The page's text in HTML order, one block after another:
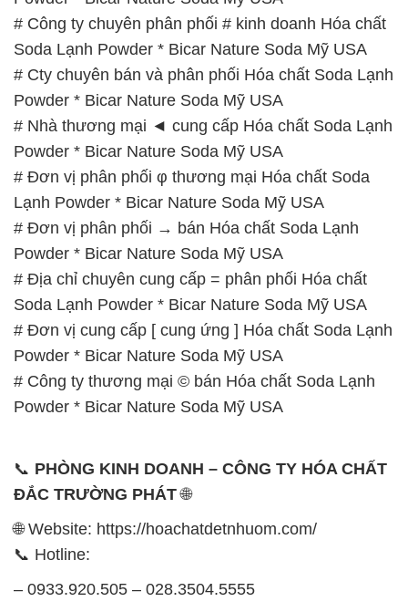
# Công ty chuyên phân phối # kinh doanh Hóa chất
Soda Lạnh Powder * Bicar Nature Soda Mỹ USA
# Cty chuyên bán và phân phối Hóa chất Soda Lạnh
Powder * Bicar Nature Soda Mỹ USA
# Nhà thương mại ◄ cung cấp Hóa chất Soda Lạnh
Powder * Bicar Nature Soda Mỹ USA
# Đơn vị phân phối φ thương mại Hóa chất Soda
Lạnh Powder * Bicar Nature Soda Mỹ USA
# Đơn vị phân phối → bán Hóa chất Soda Lạnh
Powder * Bicar Nature Soda Mỹ USA
# Địa chỉ chuyên cung cấp = phân phối Hóa chất
Soda Lạnh Powder * Bicar Nature Soda Mỹ USA
# Đơn vị cung cấp [ cung ứng ] Hóa chất Soda Lạnh
Powder * Bicar Nature Soda Mỹ USA
# Công ty thương mại © bán Hóa chất Soda Lạnh
Powder * Bicar Nature Soda Mỹ USA
📞 PHÒNG KINH DOANH – CÔNG TY HÓA CHẤT
ĐẮC TRƯỜNG PHÁT🌐
🌐 Website: https://hoachatdetnhuom.com/
📞 Hotline:
– 0933.920.505 – 028.3504.5555